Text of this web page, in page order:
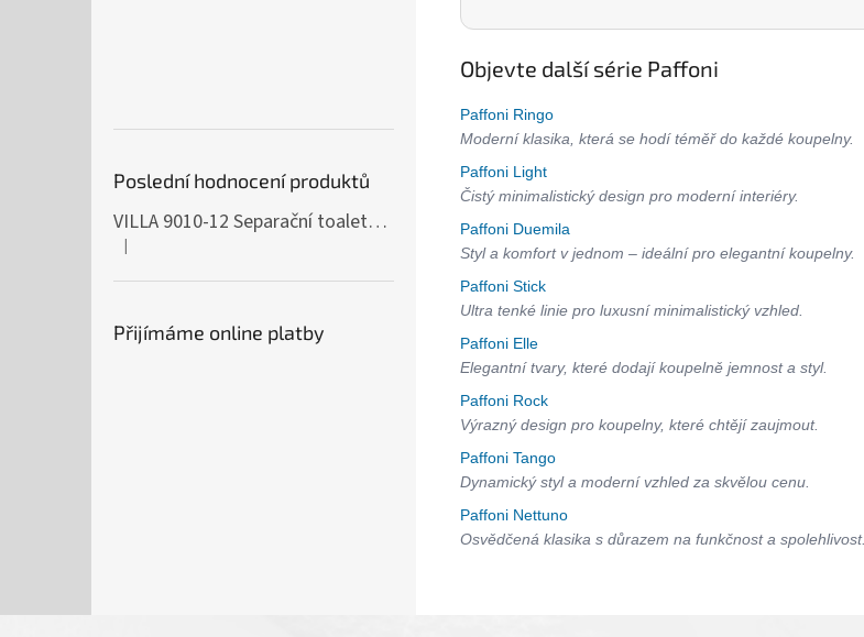
Poslední hodnocení produktů
VILLA 9010-12 Separační toaleta, 230/12V
Hodnocení produktu je 5 z 5 hvězdiček.
|
Přijímáme online platby
Objevte další série Paffoni
Paffoni Ringo
Moderní klasika, která se hodí téměř do každé koupelny.
Paffoni Light
Čistý minimalistický design pro moderní interiéry.
Paffoni Duemila
Styl a komfort v jednom – ideální pro elegantní koupelny.
Paffoni Stick
Ultra tenké linie pro luxusní minimalistický vzhled.
Paffoni Elle
Elegantní tvary, které dodají koupelně jemnost a styl.
Paffoni Rock
Výrazný design pro koupelny, které chtějí zaujmout.
Paffoni Tango
Dynamický styl a moderní vzhled za skvělou cenu.
Paffoni Nettuno
Osvědčená klasika s důrazem na funkčnost a spolehlivost.